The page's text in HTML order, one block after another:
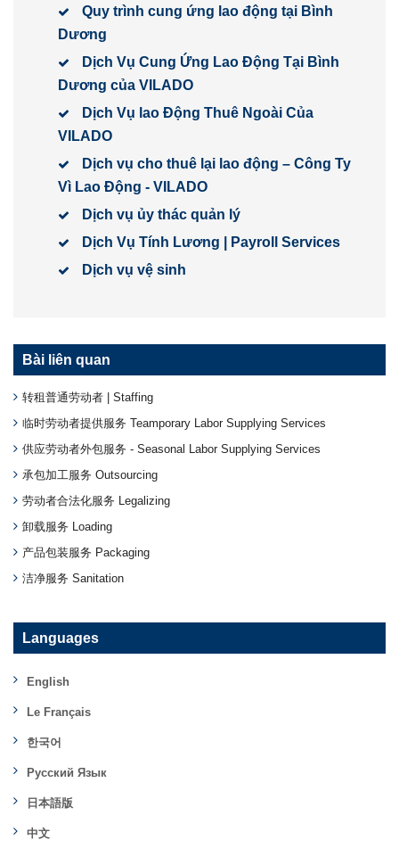
Quy trình cung ứng lao động tại Bình
Dương
Dịch Vụ Cung Ứng Lao Động Tại Bình
Dương của VILADO
Dịch Vụ lao Động Thuê Ngoài Của
VILADO
Dịch vụ cho thuê lại lao động – Công Ty
Vì Lao Động - VILADO
Dịch vụ ủy thác quản lý
Dịch Vụ Tính Lương | Payroll Services
Dịch vụ vệ sinh
Bài liên quan
转租普通劳动者 | Staffing
临时劳动者提供服务 Teamporary Labor Supplying Services
供应劳动者外包服务 - Seasonal Labor Supplying Services
承包加工服务 Outsourcing
劳动者合法化服务 Legalizing
卸载服务 Loading
产品包装服务 Packaging
洁净服务 Sanitation
Languages
English
Le Français
한국어
Русский Язык
日本語版
中文